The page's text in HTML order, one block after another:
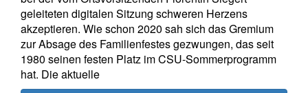
geleiteten digitalen Sitzung schweren Herzens
akzeptieren. Wie schon 2020 sah sich das Gremium
zur Absage des Familienfestes gezwungen, das seit
1980 seinen festen Platz im CSU-Sommerprogramm
hat. Die aktuelle